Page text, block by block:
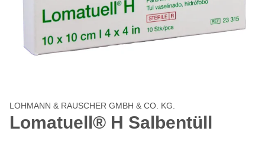
LOHMANN & RAUSCHER GMBH & CO. KG.
Lomatuell® H Salbentüll